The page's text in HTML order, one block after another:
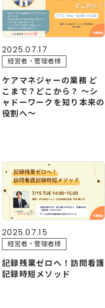
2025.07.17
経営者・管理者様
ケアマネジャーの業務 ど
こまで？どこから？ 〜シ
ャドーワークを知り本来の
役割へ〜
2025.07.15
経営者・管理者様
記録残業ゼロへ！訪問看護
記録時短メソッド